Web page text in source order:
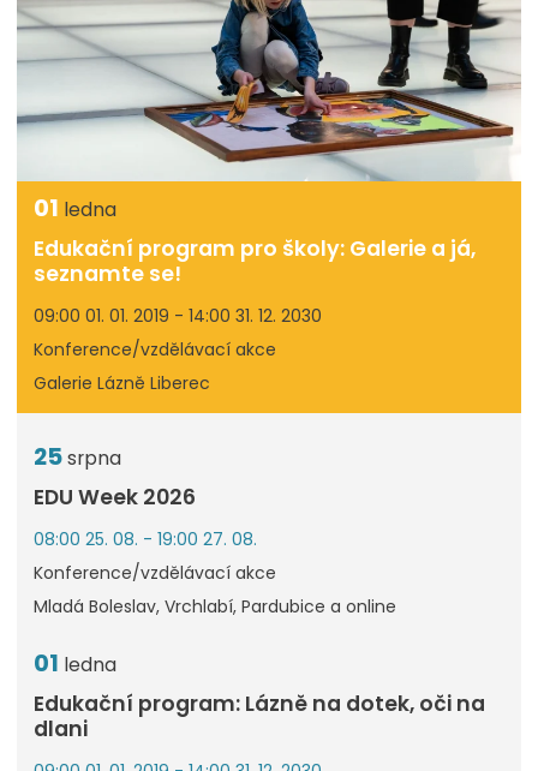
01 ledna
Edukační program pro školy: Galerie a já,
seznamte se!
09:00 01. 01. 2019 - 14:00 31. 12. 2030
Konference/vzdělávací akce
Galerie Lázně Liberec
25srpna
EDU Week 2026
08:00 25. 08. - 19:00 27. 08.
Konference/vzdělávací akce
Mladá Boleslav, Vrchlabí, Pardubice a online
01 ledna
Edukační program: Lázně na dotek, oči na
dlani